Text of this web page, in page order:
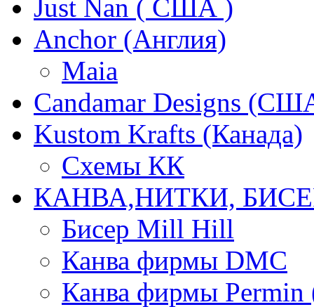
Just Nan ( США )
Anchor (Англия)
Maia
Candamar Designs
Kustom Krafts (Канада)
Схемы КК
КАНВА,НИТКИ,
Бисер Mill Hill
Канва фирмы DMC
Канва фирмы Permin